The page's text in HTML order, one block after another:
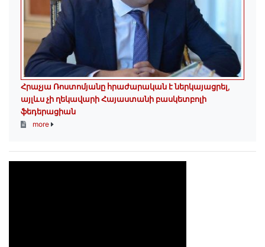
Հրաչյա Ռոստոմյանը հրաժարական է ներկայացրել,
այլևս չի ղեկավարի Հայաստանի բասկետբոլի
ֆեդերացիան
more